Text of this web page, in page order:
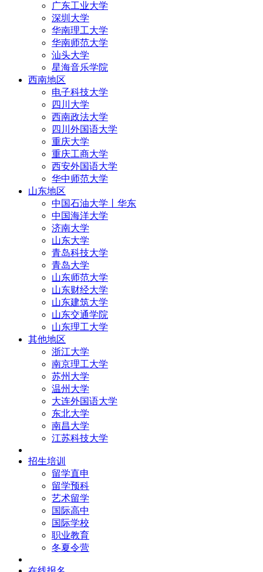
广东工业大学
深圳大学
华南理工大学
华南师范大学
汕头大学
星海音乐学院
西南地区
电子科技大学
四川大学
西南政法大学
四川外国语大学
重庆大学
重庆工商大学
西安外国语大学
华中师范大学
山东地区
中国石油大学丨华东
中国海洋大学
济南大学
山东大学
青岛科技大学
青岛大学
山东师范大学
山东财经大学
山东建筑大学
山东交通学院
山东理工大学
其他地区
浙江大学
南京理工大学
苏州大学
温州大学
大连外国语大学
东北大学
南昌大学
江苏科技大学
招生培训
留学直申
留学预科
艺术留学
国际高中
国际学校
职业教育
冬夏令营